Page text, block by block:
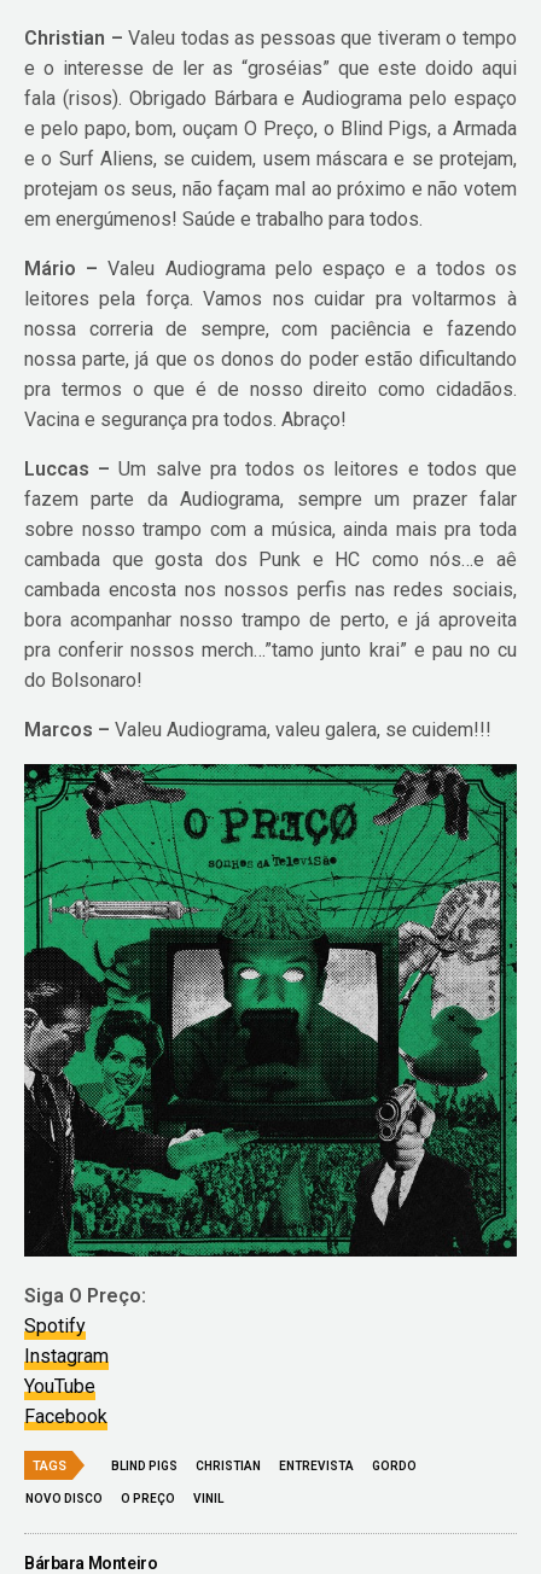
Christian – Valeu todas as pessoas que tiveram o tempo
e o interesse de ler as “groséias” que este doido aqui
fala (risos). Obrigado Bárbara e Audiograma pelo espaço
e pelo papo, bom, ouçam O Preço, o Blind Pigs, a Armada
e o Surf Aliens, se cuidem, usem máscara e se protejam,
protejam os seus, não façam mal ao próximo e não votem
em energúmenos! Saúde e trabalho para todos.
Mário – Valeu Audiograma pelo espaço e a todos os
leitores pela força. Vamos nos cuidar pra voltarmos à
nossa correria de sempre, com paciência e fazendo
nossa parte, já que os donos do poder estão dificultando
pra termos o que é de nosso direito como cidadãos.
Vacina e segurança pra todos. Abraço!
Luccas – Um salve pra todos os leitores e todos que
fazem parte da Audiograma, sempre um prazer falar
sobre nosso trampo com a música, ainda mais pra toda
cambada que gosta dos Punk e HC como nós…e aê
cambada encosta nos nossos perfis nas redes sociais,
bora acompanhar nosso trampo de perto, e já aproveita
pra conferir nossos merch…”tamo junto krai” e pau no cu
do Bolsonaro!
Marcos – Valeu Audiograma, valeu galera, se cuidem!!!
Siga O Preço:
Spotify
Instagram
YouTube
Facebook
TAGS BLIND PIGS CHRISTIAN ENTREVISTA GORDO
NOVO DISCO O PREÇO VINIL
Bárbara Monteiro